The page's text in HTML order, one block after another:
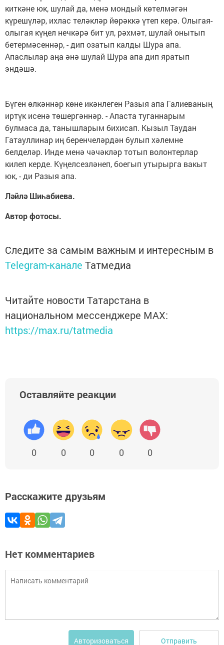
киткәне юк, шулай да, менә мондый көтелмәгән
күрешүләр, ихлас теләкләр йөрәккә үтеп керә. Олыгая-
олыгая күңел нечкәрә бит ул, рәхмәт, шулай онытып
бетермәсеннәр, - дип озатып калды Шура апа.
Апаслылар аңа әнә шулай Шура апа дип яратып
эндәшә.
Бүген өлкәннәр көне икәнлеген Разыя апа Галиеваның
иртүк исенә төшергәннәр. - Апаста туганнарым
булмаса да, танышларым бихисап. Кызыл Таудан
Гатауллинар иң беренчеләрдән булып хәлемне
белделәр. Инде менә чәчәкләр тотып волонтерлар
килеп керде. Күңелсезләнеп, боегып утырырга вакыт
юк, - ди Разыя апа.
Ләйлә Шиһабиева.
Автор фотосы.
Следите за самым важным и интересным в
Telegram-канале Татмедиа
Читайте новости Татарстана в
национальном мессенджере MАХ:
https://max.ru/tatmedia
Оставляйте реакции
0 0 0 0 0
Расскажите друзьям
Нет комментариев
Авторизоваться Отправить